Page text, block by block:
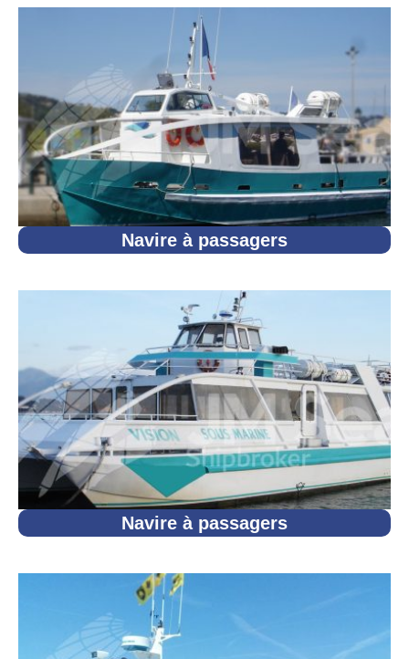
Navire à passagers
Navire à passagers